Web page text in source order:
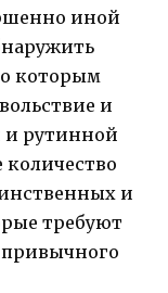
иной
которым
и
и рутинной
количество
и
требуют
привычного